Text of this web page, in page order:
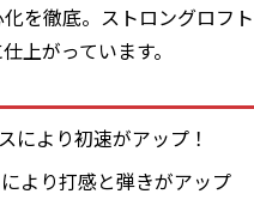
を徹底。ストロングロフ
上がっています。
により初速がアップ！
より打感と弾きがアップ